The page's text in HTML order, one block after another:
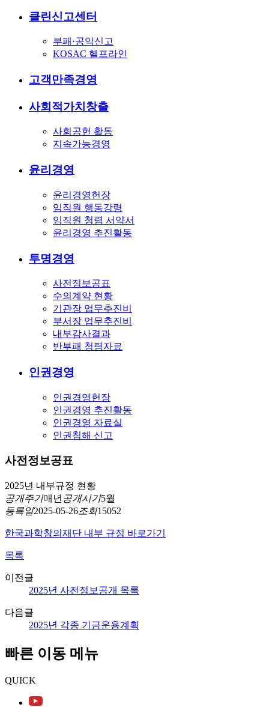
클린신고센터
부패·공익신고
KOSAC 헬프라인
고객만족경영
사회적가치창출
사회공헌 활동
지속가능경영
윤리경영
윤리경영헌장
임직원 행동강령
임직원 청렴 서약서
윤리경영 추진활동
투명경영
사전정보공표
수의계약 현황
기관장 업무추진비
부서장 업무추진비
내부감사결과
반부패 청렴자료
인권경영
인권경영헌장
인권경영 추진활동
인권경영 자료실
인권침해 신고
사전정보공표
2025년 내부규정 현황
공개주기매년 공개시기5월
등록일2025-05-26조회15052
한국과학창의재단 내부 규정 바로가기
목록
이전글
2025년 사전정보공개 목록
다음글
2025년 각종 기금운용계획
빠른 이동 메뉴
QUICK